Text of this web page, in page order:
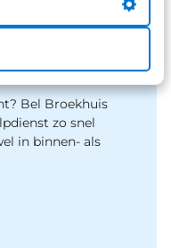
Bel Broekhuis
zo snel
in binnen- als